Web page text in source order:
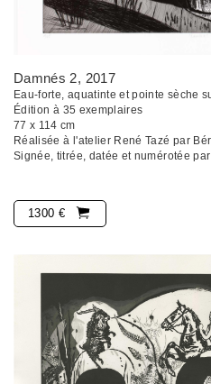
Damnés 2, 2017
Eau-forte, aquatinte et pointe sèche
Édition à 35 exemplaires
77 x 114 cm
Réalisée à l'atelier René Tazé par
Signée, titrée, datée et numérotée
1300 €